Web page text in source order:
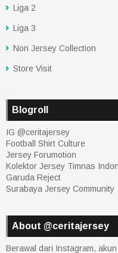
Liga 2
Liga 3
Non Jersey Collection
Store Visit
Blogroll
IG @ceritajersey
Football Shirt Culture
Jersey Forumotion
Kolektor Jersey Timnas
Garuda Reject
Surabaya Jersey Community
About @ceritajersey
Berawal dari Instagram,